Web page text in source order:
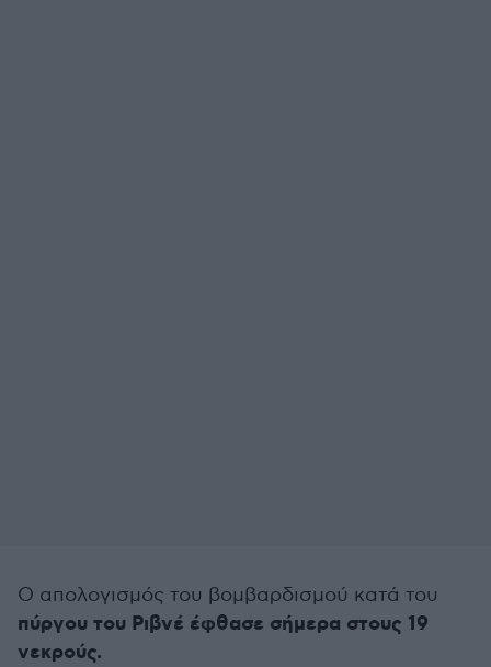
Ο απολογισμός του βομβαρδισμού κατά του
πύργου του Ριβνέ έφθασε σήμερα στους 19
νεκρούς.